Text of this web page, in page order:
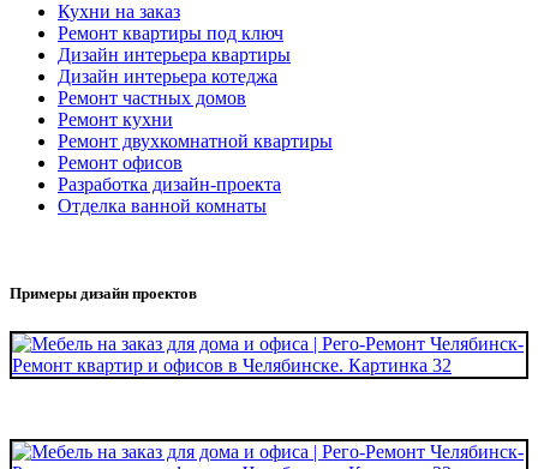
Кухни на заказ
Ремонт квартиры под ключ
Дизайн интерьера квартиры
Дизайн интерьера котеджа
Ремонт частных домов
Ремонт кухни
Ремонт двухкомнатной квартиры
Ремонт офисов
Разработка дизайн-проекта
Отделка ванной комнаты
Примеры дизайн проектов